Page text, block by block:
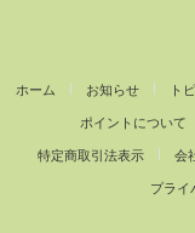
ホーム お知らせ ト
ポイントについて
特定商取引法表示 会
プライ